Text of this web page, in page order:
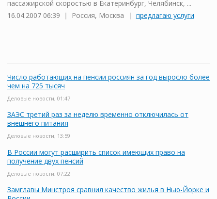
пассажирской скоростью в Екатеринбург, Челябинск, ...
16.04.2007 06:39
| Россия, Москва | предлагаю услуги
Число работающих на пенсии россиян за год выросло более
чем на 725 тысяч
Деловые новости, 01:47
ЗАЭС третий раз за неделю временно отключилась от
внешнего питания
Деловые новости, 13:59
В России могут расширить список имеющих право на
получение двух пенсий
Деловые новости, 07:22
Замглавы Минстроя сравнил качество жилья в Нью-Йорке и